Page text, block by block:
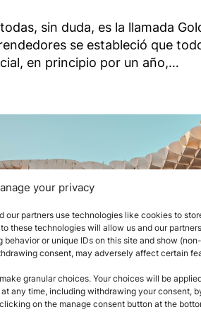
your privacy
our partners use technologies like cookies to
these technologies will allow us and our
or unique IDs on this site and show
consent, may adversely affect certain
granular choices. Your choices will be
any time, including withdrawing your consent,
on the manage consent button at the
sin duda, es la llamada
se estableció que
en principio por un año,…